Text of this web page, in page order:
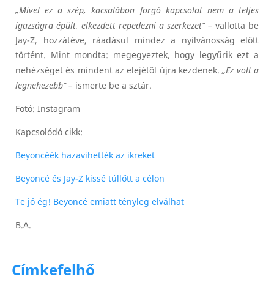
„Mivel ez a szép, kacsalábon forgó kapcsolat nem a teljes
igazságra épült, elkezdett repedezni a szerkezet” – vallotta be
Jay-Z, hozzátéve, ráadásul mindez a nyilvánosság előtt
történt. Mint mondta: megegyeztek, hogy legyűrik ezt a
nehézséget és mindent az elejétől újra kezdenek.„Ez volt a
legnehezebb” – ismerte be a sztár.
Fotó: Instagram
Kapcsolódó cikk:
Beyoncéék hazavihették az ikreket
Beyoncé és Jay-Z kissé túllőtt a célon
Te jó ég! Beyoncé emiatt tényleg elválhat
B.A.
Címkefelhő